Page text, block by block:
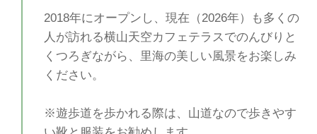
2018年にオープンし、現在（2026年）も多くの
人が訪れる横山天空カフェテラスでのんびりと
くつろぎながら、里海の美しい風景をお楽しみ
ください。
※遊歩道を歩かれる際は、山道なので歩きやす